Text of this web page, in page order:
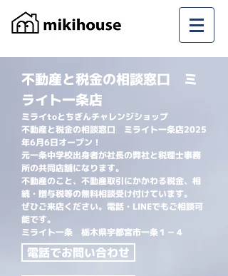
不動産と税金の相談窓口 ​ミ
ライト一条店
ミライtoとちぎんチャレンジショップ
​不動産と税金の相談窓口 ミライト一条店2025
年6月6日オープン！
元一条中学校出身者が社長の弊社と税理士事務
所の共同店舗になります。
不動産のこと、不動産取引にかかわる税金、相
続・贈与税等の無料相談受け付けています。
ぜひご来店ください。電話・LINEでもご相談可
能です。
​ミライト一条 栃木県宇都宮市一条１－４
電話でお問い合わせ